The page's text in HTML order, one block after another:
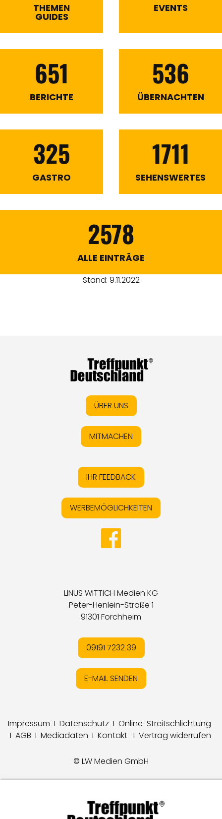
THEMEN
GUIDES
EVENTS
651
BERICHTE
536
ÜBERNACHTEN
325
GASTRO
1711
SEHENSWERTES
2578
ALLE EINTRÄGE
Stand: 9.11.2022
ÜBER UNS
MITMACHEN
IHR FEEDBACK
WERBEMÖGLICHKEITEN
LINUS WITTICH Medien KG
Peter-Henlein-Straße 1
91301 Forchheim
09191 7232 39
E-MAIL SENDEN
Impressum I Datenschutz I Online-Streitschlichtung
I AGB I Mediadaten I Kontakt I Vertrag widerrufen
© LW Medien GmbH